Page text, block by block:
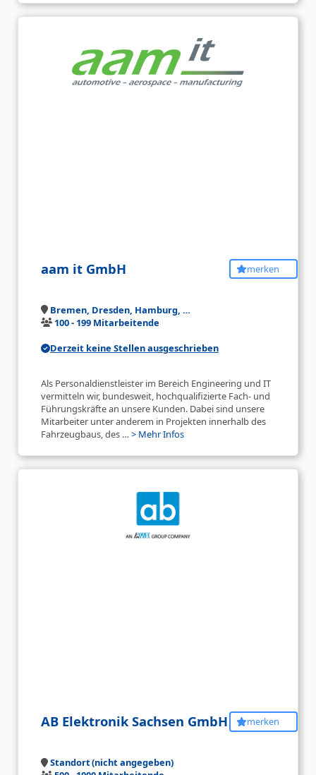
aam it GmbH merken
Bremen, Dresden, Hamburg, …
100 - 199 Mitarbeitende
Derzeit keine Stellen ausgeschrieben
Als Personaldienstleister im Bereich Engineering und IT
vermitteln wir, bundesweit, hochqualifizierte Fach- und
Führungskräfte an unsere Kunden. Dabei sind unsere
Mitarbeiter unter anderem in Projekten innerhalb des
Fahrzeugbaus, des …> Mehr Infos
AB Elektronik Sachsen GmbH merken
Standort (nicht angegeben)